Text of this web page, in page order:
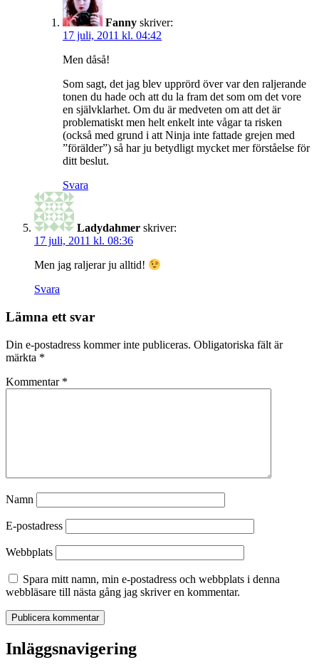
Fanny skriver:
17 juli, 2011 kl. 04:42
Men dåså!
Som sagt, det jag blev upprörd över var den raljerande
tonen du hade och att du la fram det som om det vore
en självklarhet. Om du är medveten om att det är
problematiskt men helt enkelt inte vågar ta risken
(också med grund i att Ninja inte fattade grejen med
”förälder”) så har ju betydligt mycket mer förståelse för
ditt beslut.
Svara
Ladydahmer skriver:
17 juli, 2011 kl. 08:36
Men jag raljerar ju alltid!
Svara
Lämna ett svar
Din e-postadress kommer inte publiceras. Obligatoriska fält är
märkta *
Kommentar *
Namn
E-postadress
Webbplats
Spara mitt namn, min e-postadress och webbplats i denna
webbläsare till nästa gång jag skriver en kommentar.
Inläggsnavigering